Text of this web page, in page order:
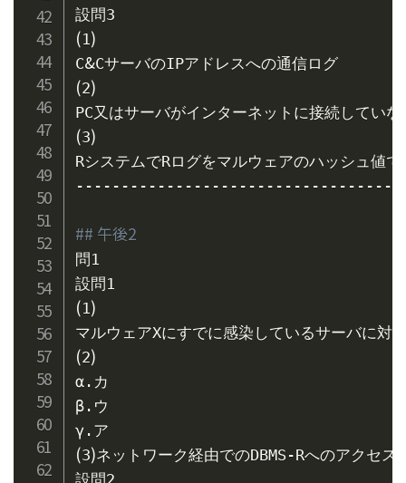
(1)
C& CサーバのIPアドレスへの通信ログ
(2)
(3)
RシステムでRログをマルウェアのハッシュ値
## 午後2
問1
(1)
(2)
α.カ
β.ウ
(3)ネットワーク経由でのDBMS-Rへのアクセ